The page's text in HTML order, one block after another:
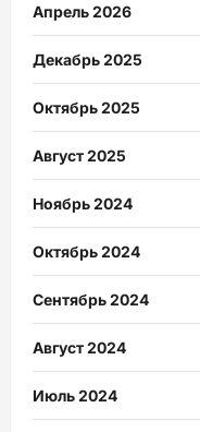
Апрель 2026
Декабрь 2025
Октябрь 2025
Август 2025
Ноябрь 2024
Октябрь 2024
Сентябрь 2024
Август 2024
Июль 2024